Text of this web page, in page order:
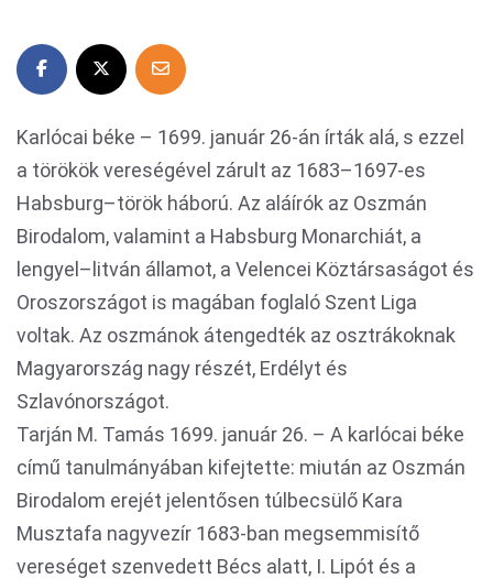
Karlócai béke – 1699. január 26-án írták alá, s ezzel
a törökök vereségével zárult az 1683–1697-es
Habsburg–török háború. Az aláírók az Oszmán
Birodalom, valamint a Habsburg Monarchiát, a
lengyel–litván államot, a Velencei Köztársaságot és
Oroszországot is magában foglaló Szent Liga
voltak. Az oszmánok átengedték az osztrákoknak
Magyarország nagy részét, Erdélyt és
Szlavónországot.
Tarján M. Tamás 1699. január 26. – A karlócai béke
című tanulmányában kifejtette: miután az Oszmán
Birodalom erejét jelentősen túlbecsülő Kara
Musztafa nagyvezír 1683-ban megsemmisítő
vereséget szenvedett Bécs alatt, I. Lipót és a